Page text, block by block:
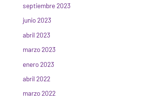
septiembre 2023
junio 2023
abril 2023
marzo 2023
enero 2023
abril 2022
marzo 2022